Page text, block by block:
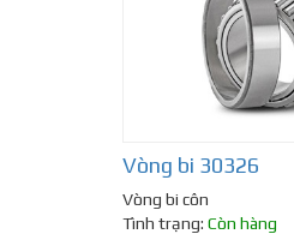
Vòng bi 30326
Vòng bi côn
Tình trạng: Còn hàng